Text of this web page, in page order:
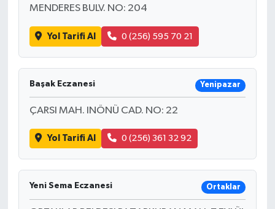
MENDERES BULV. NO: 204
Yol Tarifi Al 0 (256) 595 70 21
Başak Eczanesi Yenipazar
ÇARSI MAH. INÖNÜ CAD. NO: 22
Yol Tarifi Al 0 (256) 361 32 92
Yeni Sema Eczanesi Ortaklar